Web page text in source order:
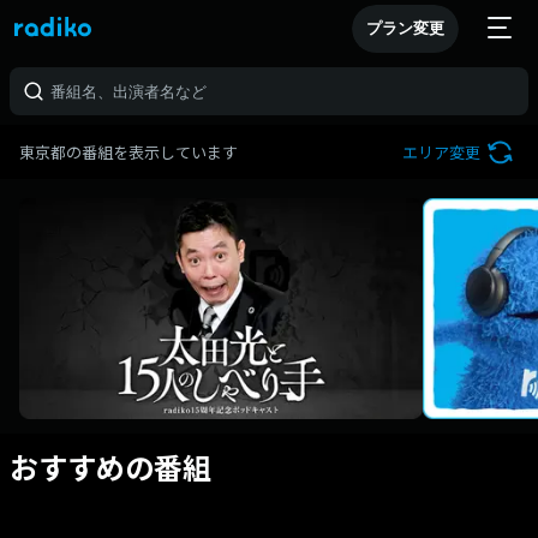
プラン変更
東京都の番組を表示しています エリア変更
おすすめの番組